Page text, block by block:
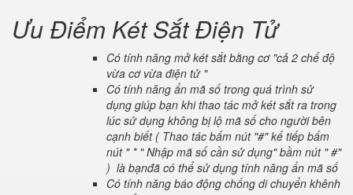
Ưu Điểm Két Sắt Điện Tử
Có tính năng mở két sắt bằng cơ "cả 2 chế độ
vừa cơ vừa điện tử "
Có tính năng ẩn mã số trong quá trình sử
dụng giúp bạn khi thao tác mở két sắt ra trong
lúc sử dụng không bị lộ mã số cho người bên
cạnh biết ( Thao tác bấm nút "#" kế tiếp bấm
nút " * " Nhập mã số cần sử dụng" bầm nút " #"
) là bạnđã có thể sử dụng tính năng ẩn mã số
Có tính năng báo động chống di chuyển khênh